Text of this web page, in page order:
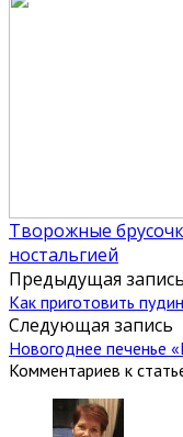
Творожные
ностальгией
Предыдущая запись
Как приготовить
Следующая запись
Новогоднее печенье
Комментариев к